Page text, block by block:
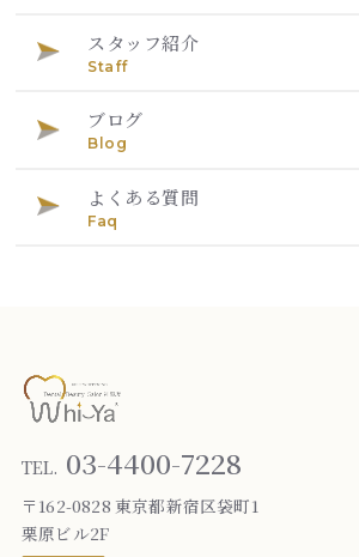
スタッフ紹介
Staff
ブログ
Blog
よくある質問
Faq
TEL. 03-4400-7228
〒162-0828 東京都新宿区袋町1
栗原ビル2F